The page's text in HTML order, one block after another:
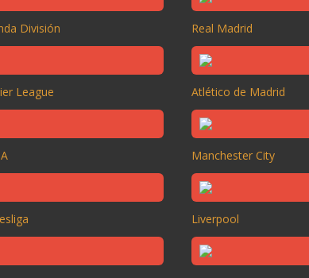
División
League
Real Madrid
Atlético de Madrid
Manchester City
Liverpool